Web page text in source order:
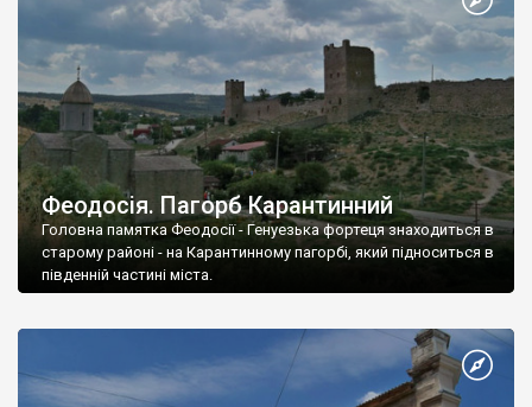
Феодосія. Пагорб Карантинний
Головна памятка Феодосії - Генуезька фортеця знаходиться в
старому районі - на Карантинному пагорбі, який підноситься в
південній частині міста.